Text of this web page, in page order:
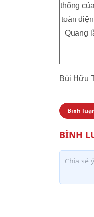
thống
toàn
Quang
Bùi Hữu
Bình